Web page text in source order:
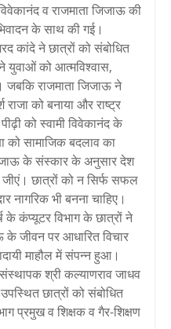
व राजमाता जिजाऊ की
के साथ की गई।
कांदे ने छात्रों को संबोधित
युवाओं को आत्मविश्वास,
राजमाता जिजाऊ ने
को बनाया और राष्ट्र
को स्वामी विवेकानंद के
को सामाजिक बदलाव का
के संस्कार के अनुसार देश
छात्रों को न सिर्फ सफल
नागरिक भी बनना चाहिए।
के कंप्यूटर विभाग के छात्रों ने
के जीवन पर आधारित विचार
माहौल में संपन्न हुआ।
श्री कल्याणराव जाधव
छात्रों को संबोधित
प्रमुख व शिक्षक व गैर-शिक्षण